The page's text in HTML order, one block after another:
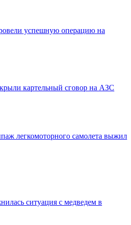
успешную операцию на
картельный сговор на АЗС
легкомоторного самолета выжил
ситуация с медведем в